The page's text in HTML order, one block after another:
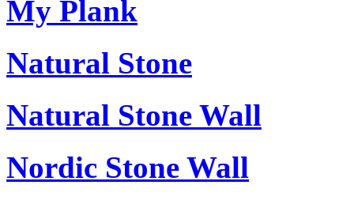
My Plank
Natural Stone
Natural Stone Wall
Nordic Stone Wall